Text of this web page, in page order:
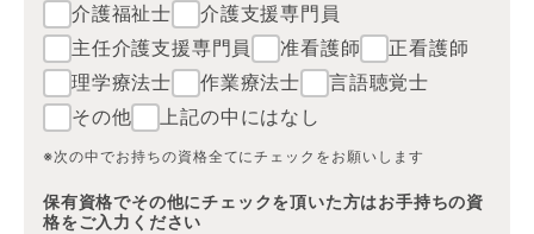
介護福祉士
介護支援専門員
主任介護支援専門員
准看護師
正看護師
理学療法士
作業療法士
言語聴覚士
その他
上記の中にはなし
※次の中でお持ちの資格全てにチェックをお願いします
保有資格でその他にチェックを頂いた方はお手持ちの資
格をご入力ください